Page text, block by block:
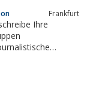
Frankfurt